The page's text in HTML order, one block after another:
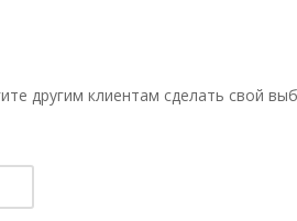
другим клиентам сделать свой